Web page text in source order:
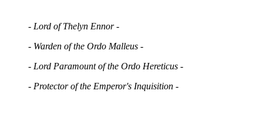
- Lord of Thelyn Ennor -
- Warden of the Ordo Malleus -
- Lord Paramount of the Ordo Hereticus -
- Protector of the Emperor's Inquisition -